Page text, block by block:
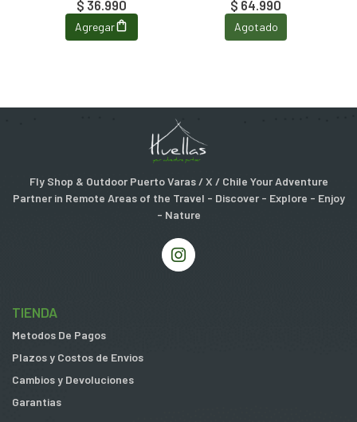
$ 36.990
Agregar
$ 64.990
Agotado
Fly Shop & Outdoor Puerto Varas / X / Chile Your Adventure
Partner in Remote Areas of the Travel - Discover - Explore - Enjoy
- Nature
TIENDA
Metodos De Pagos
Plazos y Costos de Envios
Cambios y Devoluciones
Garantias